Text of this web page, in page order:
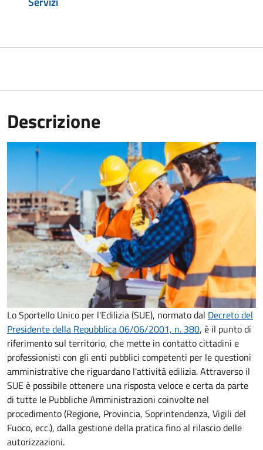
Descrizione
Lo Sportello Unico per l'Edilizia (SUE), normato dal Decreto del
Presidente della Repubblica 06/06/2001, n. 380, è il punto di
riferimento sul territorio, che mette in contatto cittadini e
professionisti con gli enti pubblici competenti per le questioni
amministrative che riguardano l'attività edilizia. Attraverso il
SUE è possibile ottenere una risposta veloce e certa da parte
di tutte le Pubbliche Amministrazioni coinvolte nel
procedimento (Regione, Provincia, Soprintendenza, Vigili del
Fuoco, ecc.), dalla gestione della pratica fino al rilascio delle
autorizzazioni.